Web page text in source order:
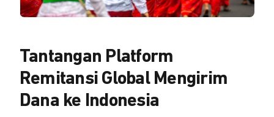
Tantangan Platform
Remitansi Global Mengirim
Dana ke Indonesia